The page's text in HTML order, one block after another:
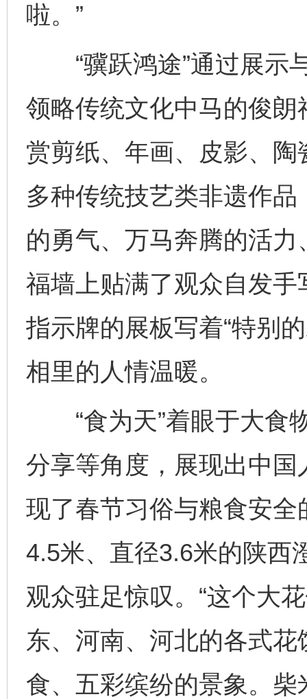
啦。”
“骥跃鸿途”通过展示
领略传统文化中马的俊
赏剪纸、年画、皮影、
多种传统技艺类非遗作
的勇气、万马奔腾的活
福墙上贴满了观众自发
指示牌的展板写着“特别
相里的人情温暖。
“食为天”着眼于大食
分享等角度，展现出中
现了春节习俗与粮食安
4.5米、直径3.6米的陕西
观众驻足惊叹。“这个大
东、河南、河北的各式
食、五彩缤纷的景象。柴